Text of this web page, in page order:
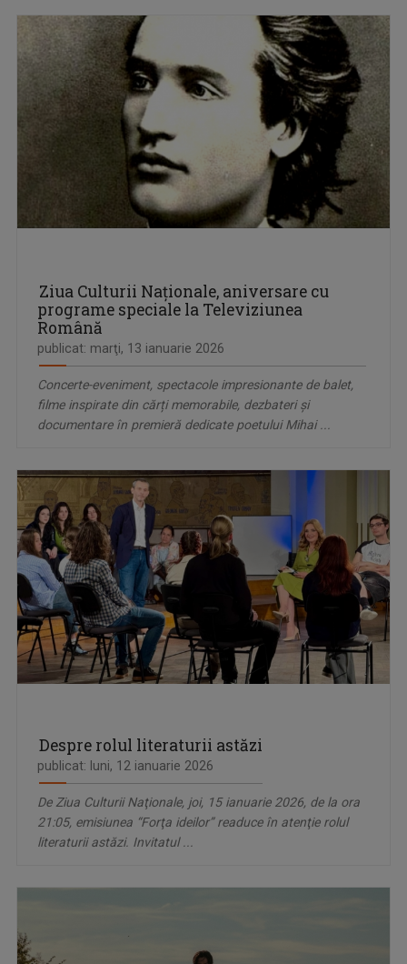
Ziua Culturii Naționale, aniversare cu
programe speciale la Televiziunea
Română
publicat: marţi, 13 ianuarie 2026
Concerte-eveniment, spectacole impresionante de balet,
filme inspirate din cărți memorabile, dezbateri și
documentare în premieră dedicate poetului Mihai ...
Despre rolul literaturii astăzi
publicat: luni, 12 ianuarie 2026
De Ziua Culturii Naţionale, joi, 15 ianuarie 2026, de la ora
21:05, emisiunea “Forţa ideilor” readuce în atenţie rolul
literaturii astăzi. Invitatul ...